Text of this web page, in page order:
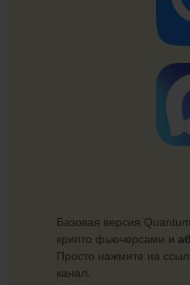
Базовая версия
крипто фьючерсами и
Просто нажмите на
канал.